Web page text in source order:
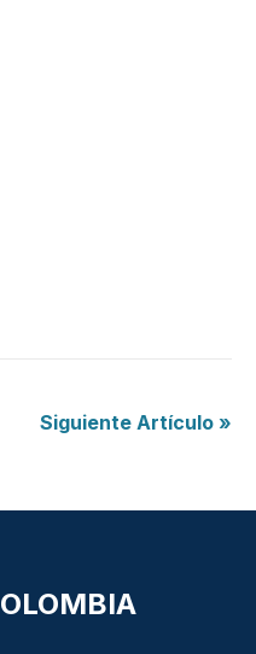
Siguiente Artículo »